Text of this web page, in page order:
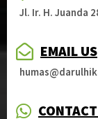
Jl. Ir. H. Juanda
EMAIL US